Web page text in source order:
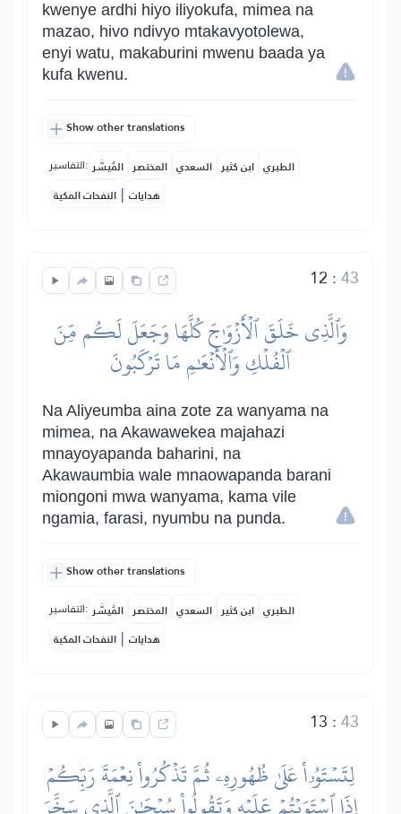
kwenye ardhi hiyo iliyokufa, mimea na
mazao, hivo ndivyo mtakavyotolewa,
enyi watu, makaburini mwenu baada ya
kufa kwenu.
Show other translations
التفاسير: المُيسَّر المختصر السعدي ابن كثير الطبري
النفحات المكية | هدايات
12 :43
وَٱلَّذِي خَلَقَ ٱلۡأَزۡوَٰجَ كُلَّهَا وَجَعَلَ لَكُم مِّنَ
ٱلۡفُلۡكِ وَٱلۡأَنۡعَٰمِ مَا تَرۡكَبُونَ
Na Aliyeumba aina zote za wanyama na
mimea, na Akawawekea majahazi
mnayoyapanda baharini, na
Akawaumbia wale mnaowapanda barani
miongoni mwa wanyama, kama vile
ngamia, farasi, nyumbu na punda.
Show other translations
التفاسير: المُيسَّر المختصر السعدي ابن كثير الطبري
النفحات المكية | هدايات
13 :43
لِتَسۡتَوُۥاْ عَلَىٰ ظُهُورِهِۦ ثُمَّ تَذۡكُرُواْ نِعۡمَةَ رَبِّكُمۡ